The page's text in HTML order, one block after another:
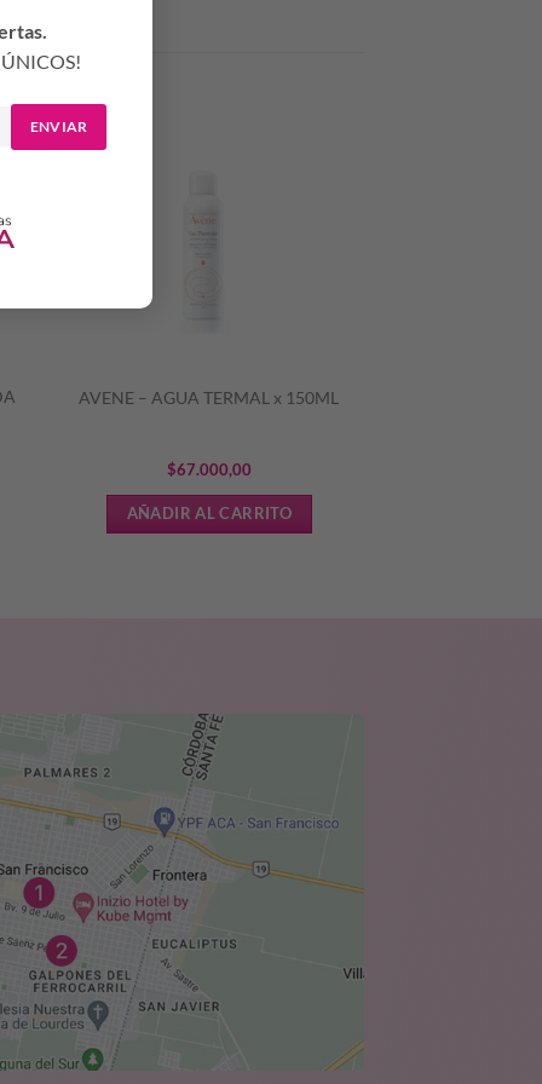
ENVIAR
AVENE – AGUA TERMAL x 150ML
$67.000,00
AÑADIR AL CARRITO